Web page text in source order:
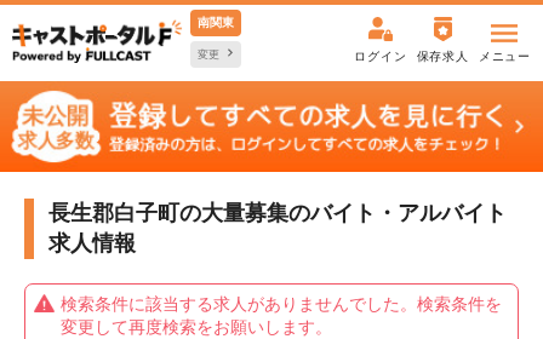
南関東
変更 ログイン 保存求人 メニュー
長生郡白子町の大量募集のバイト・アルバイト
求人情報
検索条件に該当する求人がありませんでした。検索条件を
変更して再度検索をお願いします。